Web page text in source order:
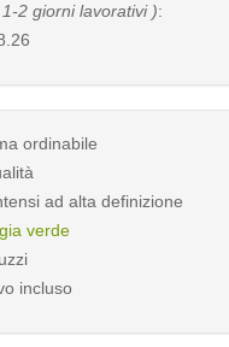
2 giorni lavorativi ):
ordinabile
ad alta definizione
verde
incluso